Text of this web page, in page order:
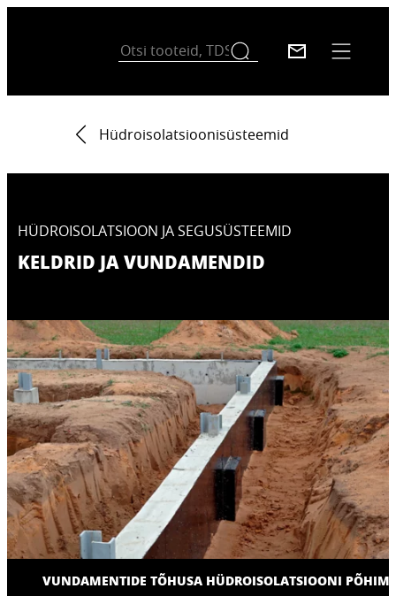
Hüdroisolatsioonisüsteemid​
HÜDROISOLATSIOON JA SEGUSÜSTEEMID
KELDRID JA VUNDAMENDID
VUNDAMENTIDE TÕHUSA HÜDROISOLATSIOONI